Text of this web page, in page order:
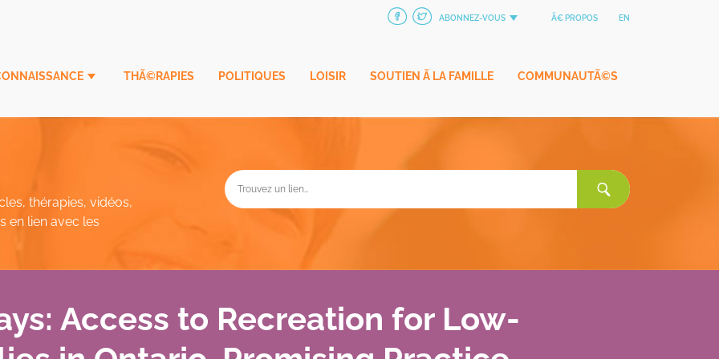
ABONNEZ-VOUS Ã€ PROPOS EN
COMMUNAUTÃ©S
SOUTIEN Ã LA FAMILLE
LOISIR
POLITIQUES
THÃ©RAPIES
thérapies, vidéos,
en lien avec les
Rechercher:
Access to Recreation for Low-